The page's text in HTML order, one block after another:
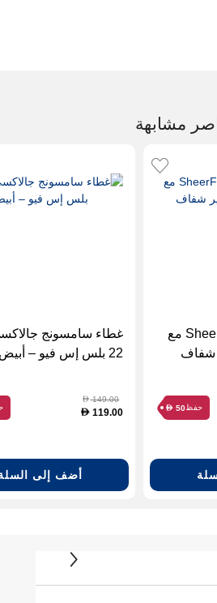
مشابهة
جراب بيلكين SheerForce مع
شفاف
حفظ D 50
غطاء سامسونج
22 بلس إس فيو – أبيض
D149.00
D 119.00
أضف إلى